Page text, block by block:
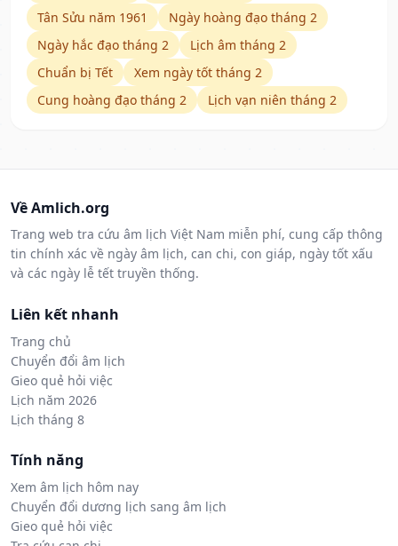
Tân Sửu năm 1961
Ngày hoàng đạo tháng 2
Ngày hắc đạo tháng 2
Lịch âm tháng 2
Chuẩn bị Tết
Xem ngày tốt tháng 2
Cung hoàng đạo tháng 2
Lịch vạn niên tháng 2
Về Amlich.org
Trang web tra cứu âm lịch Việt Nam miễn phí, cung cấp thông
tin chính xác về ngày âm lịch, can chi, con giáp, ngày tốt xấu
và các ngày lễ tết truyền thống.
Liên kết nhanh
Trang chủ
Chuyển đổi âm lịch
Gieo quẻ hỏi việc
Lịch năm 2026
Lịch tháng 8
Tính năng
Xem âm lịch hôm nay
Chuyển đổi dương lịch sang âm lịch
Gieo quẻ hỏi việc